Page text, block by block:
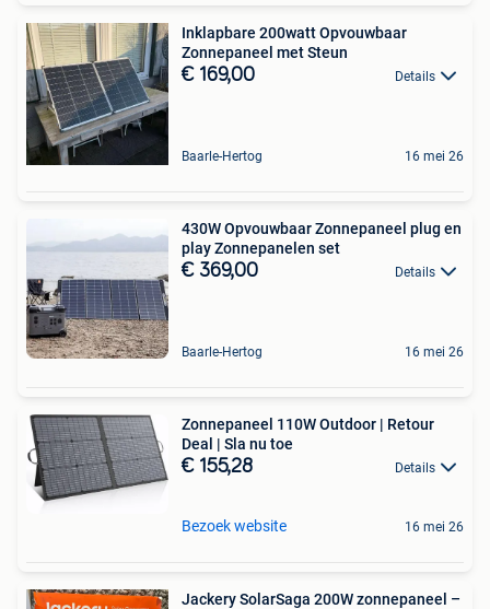
Inklapbare 200watt Opvouwbaar
Zonnepaneel met Steun
€ 169,00 Details
Baarle-Hertog 16 mei 26
430W Opvouwbaar Zonnepaneel plug en
play Zonnepanelen set
€ 369,00 Details
Baarle-Hertog 16 mei 26
Zonnepaneel 110W Outdoor | Retour
Deal | Sla nu toe
€ 155,28 Details
Bezoek website 16 mei 26
Jackery SolarSaga 200W zonnepaneel –